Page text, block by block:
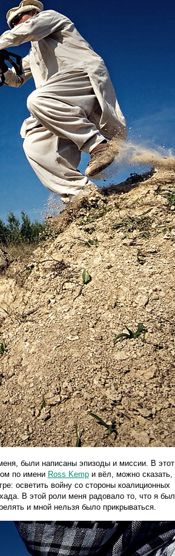
были написаны эпизоды и миссии. В этот
по имени Ross Kempи вёл, можно сказать,
осветить войну со стороны коалиционных
В этой роли меня радовало то, что я был
и мной нельзя было прикрываться.